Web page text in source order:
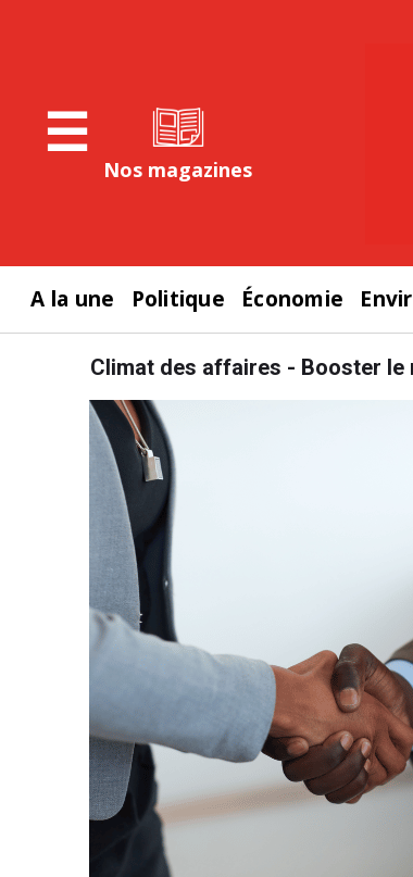
☰
Nos magazines
A la une Politique Économie
Climat des affaires - Booster le